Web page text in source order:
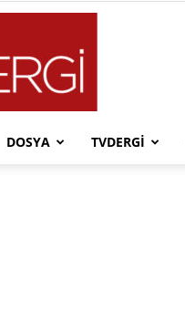
DOSYA TVDERGI